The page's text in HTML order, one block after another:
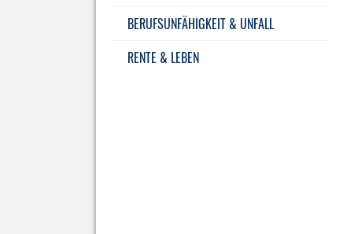
BERUFSUNFÄHIGKEIT & UNFALL
RENTE & LEBEN